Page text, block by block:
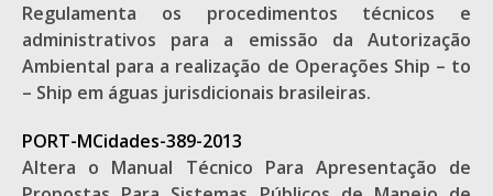
Regulamenta os procedimentos técnicos e
administrativos para a emissão da Autorização
Ambiental para a realização de Operações Ship – to
– Ship em águas jurisdicionais brasileiras.
PORT-MCidades-389-2013
Altera o Manual Técnico Para Apresentação de